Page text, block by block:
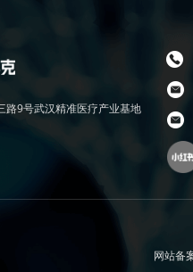
路9号武汉精准医疗产业基地
网站备